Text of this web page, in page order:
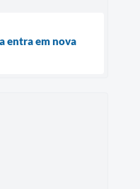
entra em nova